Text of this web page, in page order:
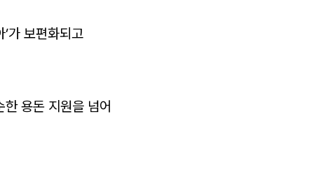
가 보편화되고
한 용돈 지원을 넘어